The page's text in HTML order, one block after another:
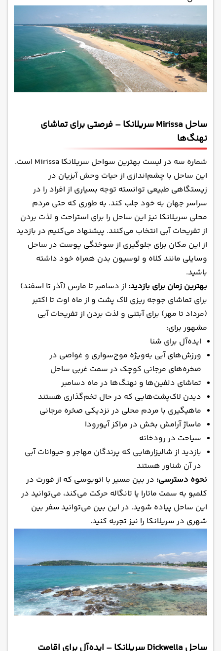
ساحل Mirissa سریلانکا – فرصتی برای تماشای
نهنگ‌ها
شماره سه در لیست بهترین سواحل سریلانکا Mirissa است.
این ساحل با چشم‌اندازی از حیات وحش آبزیان در
زیستگاهی طبیعی توانسته توجه بسیاری از افراد را در
سراسر جهان به خود جلب کند. به طوری که حتی مردم
محلی سریلانکا نیز این ساحل را برای استراحت و لذت بردن
از تفریحات آبی انتخاب می‌کنند. پیشنهاد می‌کنیم در بازدید
از این مکان برای جلوگیری از سوختگی پوست در ساحل
وسایلی مانند کلاه و لوسیون بدن همراه خود داشته
باشید.
بهترین زمان برای بازدید: از دسامبر تا مارس (آذر تا اسفند)
برای تماشای جوجه ریزی لاک پشت و از ماه اوت تا اکتبر
(مرداد تا مهر) برای آبتنی و لذت بردن از تفریحات آبی
مشهور برای:
ایده‌آل برای شنا
ورزش‌های آبی به‌ویژه موج‌سواری و غواصی در
صخره‌های مرجانی کوچک در سمت غربی ساحل
تماشای دلفین‌ها و نهنگ‌ها در ماه دسامبر
دیدن لاک‌پشت‌هایی که در حال تخم‌گذاری هستند
ماهیگیری با مردم محلی در نزدیکی صخره مرجانی
ماساژ آرامش بخش در مراکز آیورودا
سیاحت در رودخانه
بازدید از شالیزارهایی که پرندگان مهاجر و حیوانات آبی
در آن شناور هستند
نحوه دسترسی: در بین مسیر با اتوبوسی که از فورت در
کلمبو به سمت ماتارا یا تانگاله حرکت می‌کند، می‌توانید در
این ساحل پیاده شوید. در این بین می‌توانید سفر بین
شهری در سریلانکا را نیز تجربه کنید.
ساحل Dickwella سریلانکا – ایده‌آل برای اقامت